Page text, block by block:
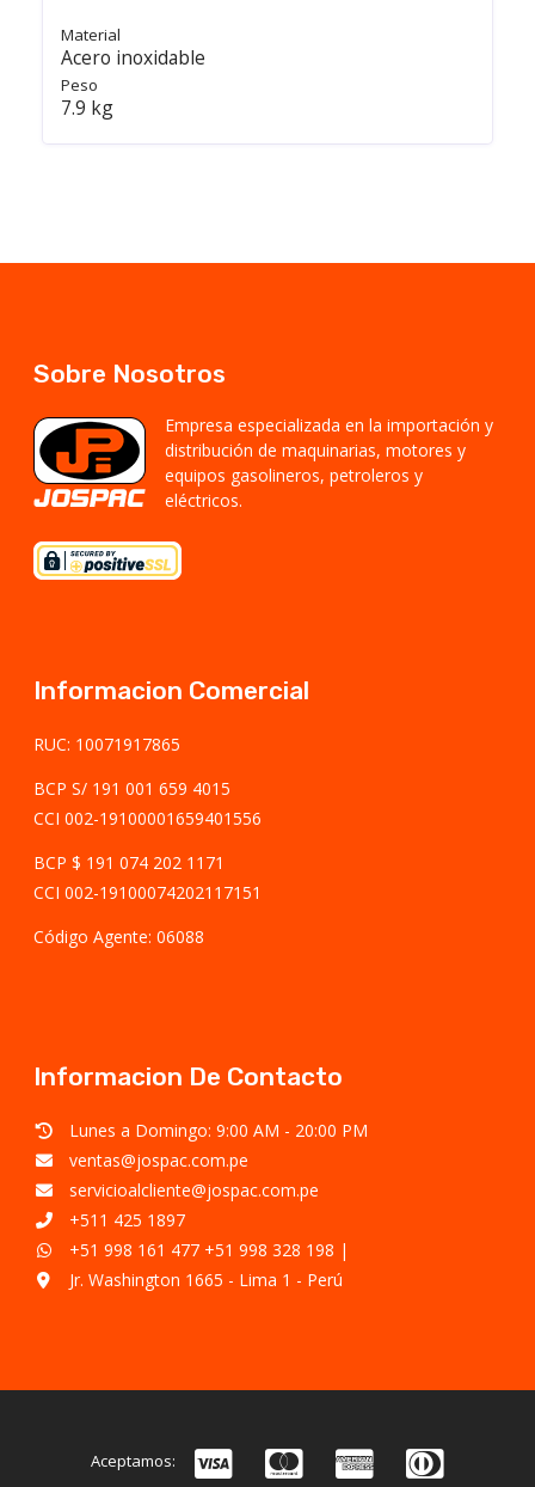
Material
Acero inoxidable
Peso
7.9 kg
Sobre Nosotros
Empresa especializada en la importación y
distribución de maquinarias, motores y
equipos gasolineros, petroleros y
eléctricos.
Informacion Comercial
RUC: 10071917865
BCP S/ 191 001 659 4015
CCI 002-19100001659401556
BCP $ 191 074 202 1171
CCI 002-19100074202117151
Código Agente: 06088
Informacion De Contacto
Lunes a Domingo: 9:00 AM - 20:00 PM
ventas@jospac.com.pe
servicioalcliente@jospac.com.pe
+511 425 1897
+51 998 161 477 +51 998 328 198 |
Jr. Washington 1665 - Lima 1 - Perú
Aceptamos: